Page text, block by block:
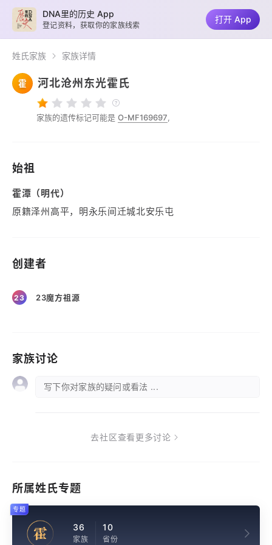
姓氏家族 家族详情
霍 河北沧州东光霍氏
家族的遗传标记可能是 O-MF169697,
始祖
霍潭（明代）
原籍泽州高平，明永乐间迁城北安乐屯
创建者
23 23魔方祖源
家族讨论
写下你对家族的疑问或看法 ...
去社区查看更多讨论
所属姓氏专题
霍 36
家族
10
省份
专题
DNA里的历史 App
登记资料，获取你的家族线索
打开 App